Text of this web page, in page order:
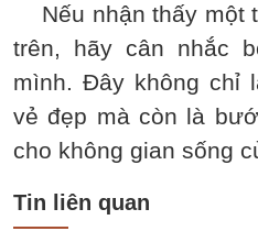
Nếu nhận thấy một
trên, hãy cân nhắc
mình. Đây không chỉ
vẻ đẹp mà còn là
cho không gian sống
Tin liên quan